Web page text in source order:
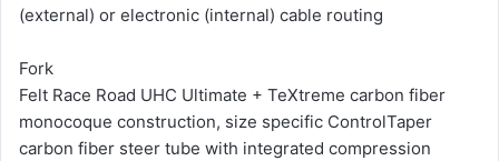
(external) or electronic (internal) cable routing
Fork
Felt Race Road UHC Ultimate + TeXtreme carbon fiber
monocoque construction, size specific ControlTaper
carbon fiber steer tube with integrated compression